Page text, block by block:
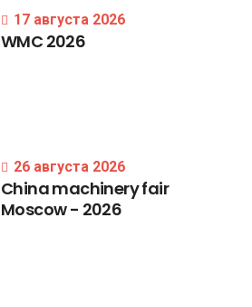
17 августа 2026
WMC 2026
26 августа 2026
Chinamachineryfair
Moscow- 2026